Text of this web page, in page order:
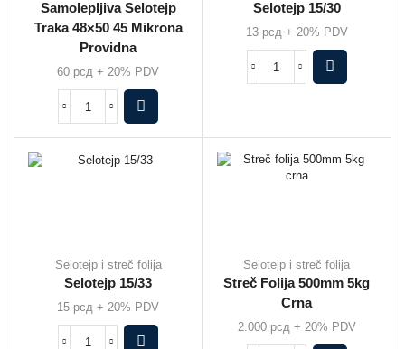
Samolepljiva Selotejp
Traka 48×50 45 Mikrona
Providna
60 рсд + 20% PDV
Selotejp 15/30
13 рсд+ 20% PDV
Selotejp i streč folija
Selotejp 15/33
15 рсд + 20% PDV
Selotejp i streč folija
Streč Folija 500mm 5kg
Crna
2.000 рсд+ 20% PDV